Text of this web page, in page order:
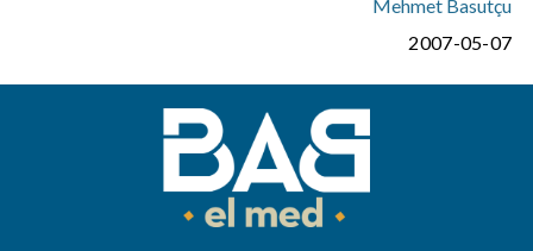
Mehmet Basutçu
2007-05-07